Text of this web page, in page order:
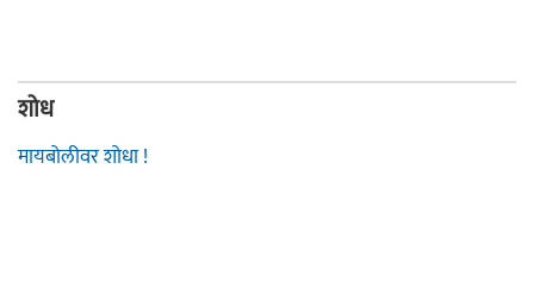
शोध
मायबोलीवर शोधा !